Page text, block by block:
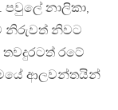
නාලිකා,
නිරුවත් නිවට
රටේ
ආලවන්තයින්